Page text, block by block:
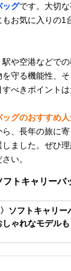
ッグです。大切
お気に入りの1
や空港などで
守る機能性、
べきポイントは
ッグのおすすめ
、長年の旅に
ました。ぜひ
い。
トキャリーバ
〉ソフトキャリ
ゃれなモデルも